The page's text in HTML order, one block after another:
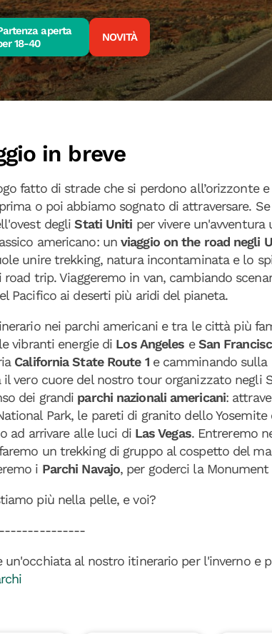
aperta
18-40 NOVITÀ
in breve
fatto di strade che si perdono all’orizzonte
o poi abbiamo sognato di attraversare.
degli Stati Uniti per vivere
americano: unviaggio on the road negli
unire trekking, natura incontaminata e lo
road trip. Viaggeremo in van, cambiando
Pacifico ai deserti più aridi del pianeta.
nei parchi americani e tra le città più
vibranti energie di Los Angeles eSan
California State Route 1 e camminando sulla
il vero cuore del nostro tour organizzato negli
dei grandi parchi nazionali americani:
Park, le pareti di granito dello
ad arrivare alle luci di Las Vegas. Entreremo
un trekking di gruppo al cospetto del
i Parchi Navajo, per goderci la
più nella pelle, e voi?
un'occhiata al nostro itinerario per l'inverno e